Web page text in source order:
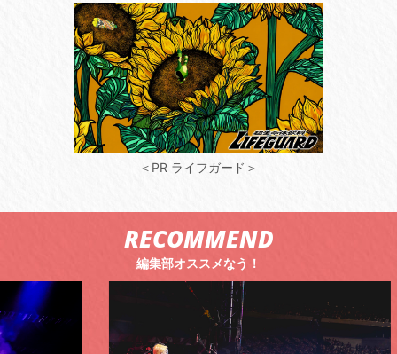
＜PR ライフガード＞
RECOMMEND
編集部オススメなう！